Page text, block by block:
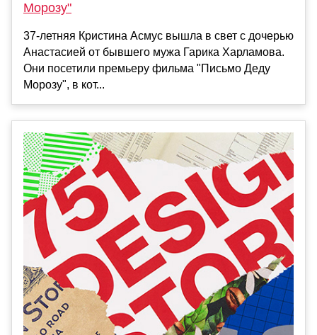
Морозу"
37-летняя Кристина Асмус вышла в свет с дочерью
Анастасией от бывшего мужа Гарика Харламова.
Они посетили премьеру фильма "Письмо Деду
Морозу", в кот...